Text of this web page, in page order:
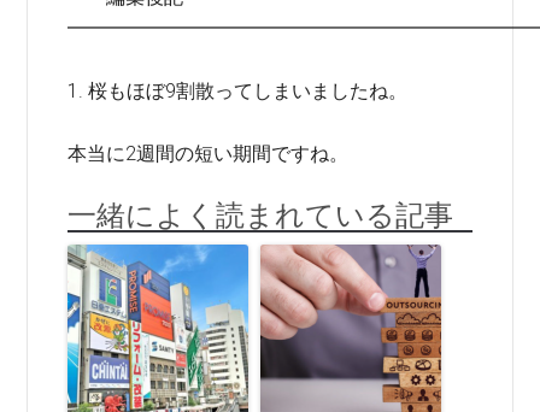
1. 桜もほぼ9割散ってしまいましたね。
本当に2週間の短い期間ですね。
一緒によく読まれている記事